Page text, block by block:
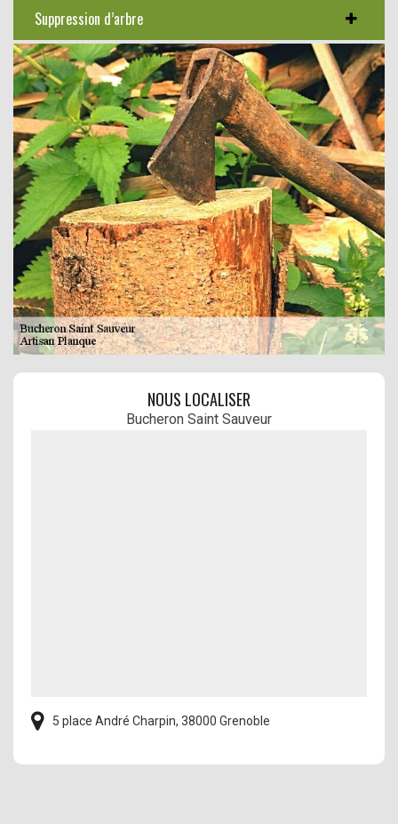
Suppression d’arbre
NOUS LOCALISER
Bucheron Saint Sauveur
5 place André Charpin, 38000 Grenoble